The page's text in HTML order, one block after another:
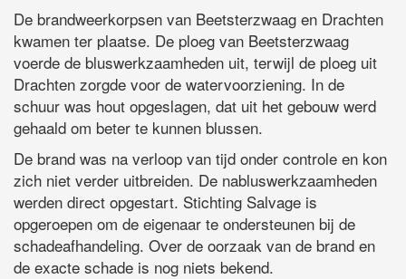
De brandweerkorpsen van Beetsterzwaag en Drachten
kwamen ter plaatse. De ploeg van Beetsterzwaag
voerde de bluswerkzaamheden uit, terwijl de ploeg uit
Drachten zorgde voor de watervoorziening. In de
schuur was hout opgeslagen, dat uit het gebouw werd
gehaald om beter te kunnen blussen.
De brand was na verloop van tijd onder controle en kon
zich niet verder uitbreiden. De nabluswerkzaamheden
werden direct opgestart. Stichting Salvage is
opgeroepen om de eigenaar te ondersteunen bij de
schadeafhandeling. Over de oorzaak van de brand en
de exacte schade is nog niets bekend.